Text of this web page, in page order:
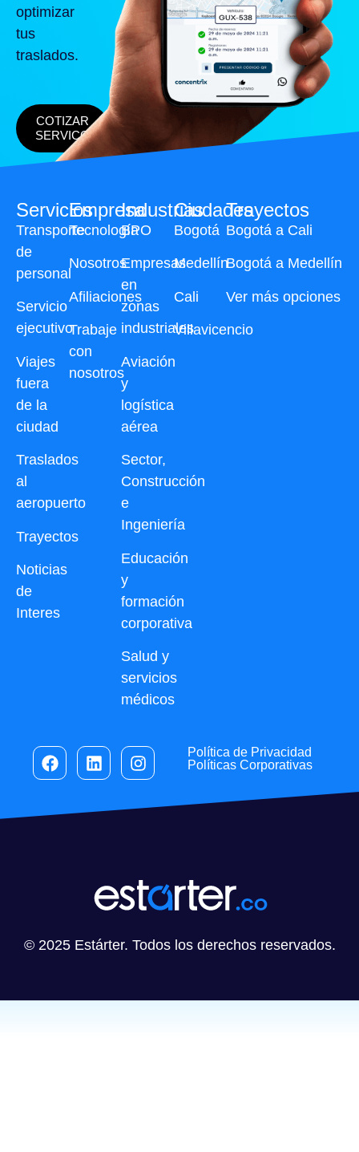
optimizar
tus
traslados.
COTIZAR
SERVICO
Servicios
Transporte
de
personal
Servicio
ejecutivo
Viajes
fuera
de la
ciudad
Traslados
al
aeropuerto
Trayectos
Noticias
de
Interes
Industrias
BPO
Empresas
en
zonas
industriales
Aviación
y
logística
aérea
Sector,
Construcción
e
Ingeniería
Educación
y
formación
corporativa
Salud y
servicios
médicos
Ciudades
Bogotá
Medellín
Cali
Villavicencio
Trayectos
Bogotá a Cali
Bogotá a Medellín
Ver más opciones
Empresa
Tecnología
Nosotros
Afiliaciones
Trabaje
con
nosotros
Política de Privacidad
Políticas Corporativas
© 2025 Estárter. Todos los derechos reservados.